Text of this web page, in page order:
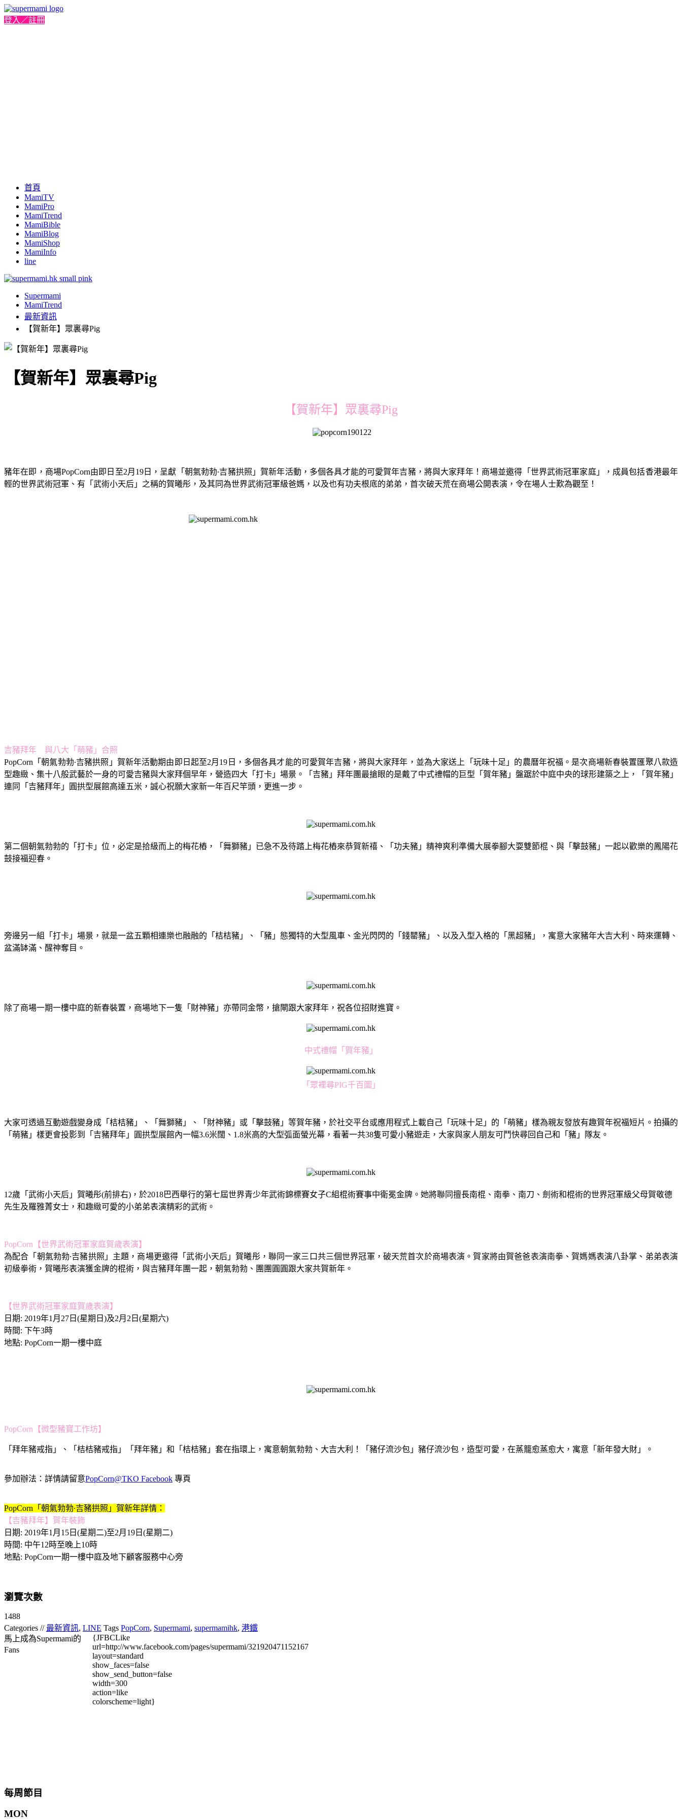
登入／註冊
首頁
MamiTV
MamiPro
MamiTrend
MamiBible
MamiBlog
MamiShop
MamiInfo
line
Supermami
MamiTrend
最新資訊
【賀新年】眾裏尋Pig
【賀新年】眾裏尋Pig
【賀新年】眾裏尋Pig
豬年在即，商場PopCorn由即日至2月19日， 呈獻「朝氣勃勃∙吉豬拱照」賀新年活動，多個各具才能的可愛賀年吉豬，將與大家拜年！商場並邀得「世界武術冠軍家庭」，成員包括香港最年
輕的世界武術冠軍、有「武術小天后」之稱的賀曦彤，及其同為世界武術冠軍級爸媽，以及也有功夫根底的弟弟，首次破天荒在商場公開表演，令在場人士歎為觀至！
吉豬拜年 與八大「萌豬」合照
PopCorn「朝氣勃勃∙吉豬拱照」賀新年活動期由即日起至2月19日，多個各具才能的可愛賀年吉豬，將與大家拜年，並為大家送上「玩味十足」的農曆年祝福。是次商場新春裝置匯聚八款造
型趣緻、集十八般武藝於一身的可愛吉豬與大家拜個早年，營造四大「打卡」場景。「吉豬」拜年團最搶眼的是戴了中式禮帽的巨型「賀年豬」盤踞於中庭中央的球形建築之上，「賀年豬」
連同「吉豬拜年」圓拱型展館高達五米，誠心祝願大家新一年百尺竿頭，更進一步。
第二個朝氣勃勃的「打卡」位，必定是拾級而上的梅花樁，「舞獅豬」已急不及待踏上梅花樁來恭賀新禧、「功夫豬」精神爽利準備大展拳腳大耍雙節棍、與「擊鼓豬」一起以歡樂的鳳陽花
鼓接福迎春。
旁邊另一組「打卡」場景，就是一盆五顆相連樂也融融的「桔桔豬」、「豬」態獨特的大型風車、金光閃閃的「錢罌豬」、以及入型入格的「黑超豬」，寓意大家豬年大吉大利、時來運轉、
盆滿缽滿、醒神奪目。
除了商場一期一樓中庭的新春裝置，商場地下一隻「財神豬」亦帶同金幣，搶閘跟大家拜年，祝各位招財進寶。
中式禮帽「賀年豬」
「眾裡尋PIG千百圖」
大家可透過互動遊戲變身成「桔桔豬」、「舞獅豬」、「財神豬」或「擊鼓豬」等賀年豬，於社交平台或應用程式上載自己「玩味十足」的「萌豬」樣為親友發放有趣賀年祝福短片。拍攝的
「萌豬」樣更會投影到「吉豬拜年」圓拱型展館內一幅3.6米闊、1.8米高的大型弧面螢光幕，看著一共38隻可愛小豬遊走，大家與家人朋友可鬥快尋回自己和「豬」隊友。
12歲「武術小天后」賀曦彤(前排右)，於2018巴西舉行的第七屆世界青少年武術錦標賽女子C組棍術賽事中衛冕金牌。她將聯同擅長南棍、南拳、南刀、劍術和棍術的世界冠軍級父母賀敬德
先生及羅雅菁女士，和趣緻可愛的小弟弟表演精彩的武術。
PopCorn【世界武術冠軍家庭賀歲表演】
為配合「朝氣勃勃∙吉豬拱照」主題，商場更邀得「武術小天后」賀曦彤，聯同一家三口共三個世界冠軍，破天荒首次於商場表演。賀家將由賀爸爸表演南拳、賀媽媽表演八卦掌、弟弟表演
初級拳術，賀曦彤表演獲金牌的棍術，與吉豬拜年團一起，朝氣勃勃、團團圓圓跟大家共賀新年。
【世界武術冠軍家庭賀歲表演】
日期: 2019年1月27日(星期日)及2月2日(星期六)
時間: 下午3時
地點: PopCorn一期一樓中庭
PopCorn【微型豬寶工作坊】
「拜年豬戒指」、「桔桔豬戒指」「拜年豬」和「桔桔豬」套在指環上，寓意朝氣勃勃、大吉大利！「豬仔流沙包」豬仔流沙包，造型可愛，在蒸籠愈蒸愈大，寓意「新年發大財」。
參加辦法：詳情請留意PopCorn@TKO Facebook 專頁
PopCorn「朝氣勃勃∙吉豬拱照」賀新年詳情：
【吉豬拜年】賀年裝飾
日期: 2019年1月15日(星期二)至2月19日(星期二)
時間: 中午12時至晚上10時
地點: PopCorn一期一樓中庭及地下顧客服務中心旁
瀏覽次數
1488
Categories // 最新資訊, LINE Tags PopCorn, Supermami, supermamihk, 港鐵
馬上成為Supermami的
Fans
{JFBCLike
url=http://www.facebook.com/pages/supermami/321920471152167
layout=standard
show_faces=false
show_send_button=false
width=300
action=like
colorscheme=light}
每周節目
MON